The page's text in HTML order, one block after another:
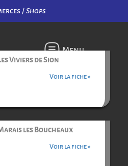
/Shops
Menu
Viviers de Sion
Voir la fiche »
les Boucheaux
Voir la fiche »